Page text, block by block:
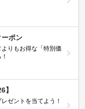
ポン
りもお得な「特別価
】
ゼントを当てよう！